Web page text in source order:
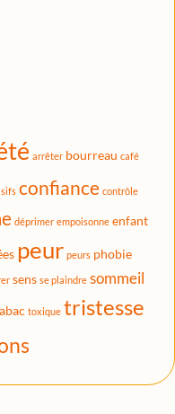
arrêter bourreau café
confiance contrôle
déprimer empoisonne enfant
peur peurs phobie
sens se plaindre sommeil
toxique tristesse